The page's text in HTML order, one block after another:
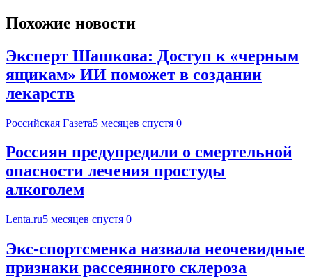
Похожие новости
Эксперт Шашкова: Доступ к «черным
ящикам» ИИ поможет в создании
лекарств
Российская Газета5 месяцев спустя 0
Россиян предупредили о смертельной
опасности лечения простуды
алкоголем
Lenta.ru5 месяцев спустя 0
Экс-спортсменка назвала неочевидные
признаки рассеянного склероза